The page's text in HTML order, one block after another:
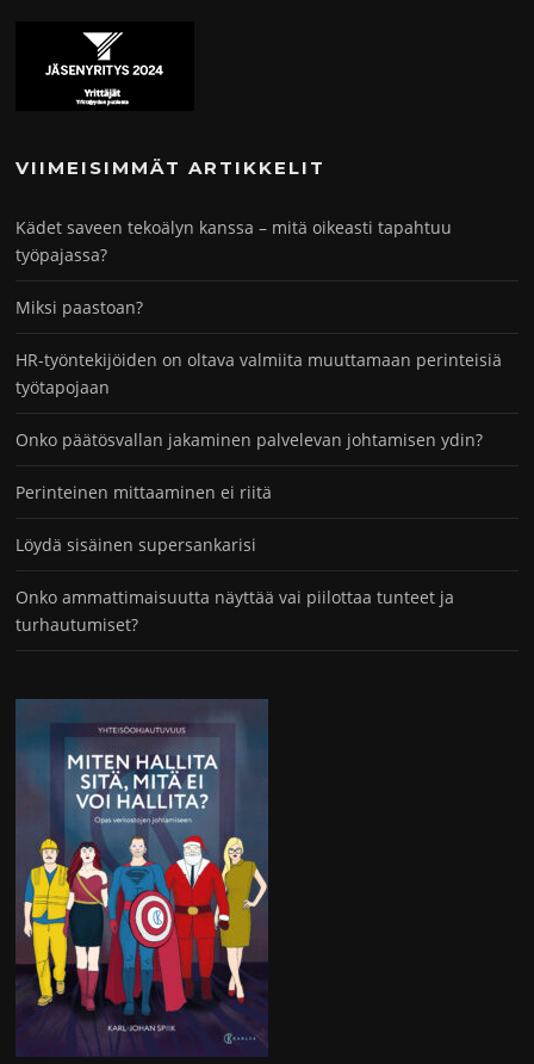
VIIMEISIMMÄT ARTIKKELIT
Kädet saveen tekoälyn kanssa – mitä oikeasti tapahtuu
työpajassa?
Miksi paastoan?
HR-työntekijöiden on oltava valmiita muuttamaan perinteisiä
työtapojaan
Onko päätösvallan jakaminen palvelevan johtamisen ydin?
Perinteinen mittaaminen ei riitä
Löydä sisäinen supersankarisi
Onko ammattimaisuutta näyttää vai piilottaa tunteet ja
turhautumiset?